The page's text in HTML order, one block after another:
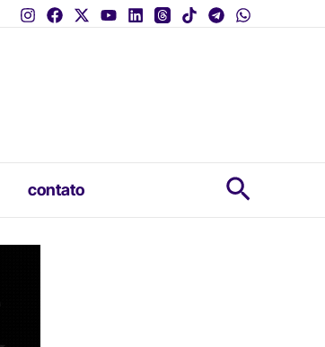
contato